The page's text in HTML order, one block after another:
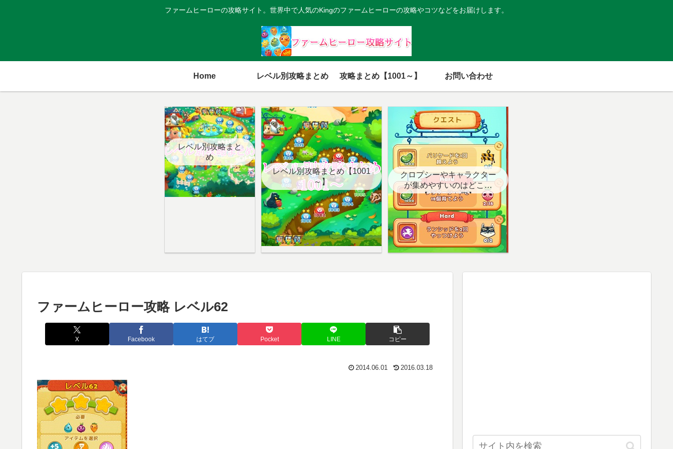
ファームヒーローの攻略サイト。世界中で人気のKingのファームヒーローの攻略やコツなどをお届けします。
Home レベル別攻略まとめ 攻略まとめ【1001～】 お問い合わせ
レベル別攻略まと
め
レベル別攻略まとめ【1001
～】
クロプシーやキャラクター
が集めやすいのはどこ？
【クエスト用】
ファームヒーロー攻略 レベル62
X Facebook はてブ Pocket LINE コピー
2014.06.01 2016.03.18